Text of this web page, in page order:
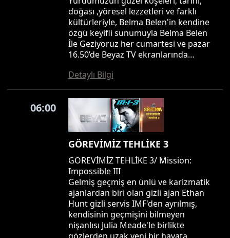
doğası ,yöresel lezzetleri ve farklı
kültürleriyle, Belma Belen'in kendine
özgü keyifli sunumuyla Belma Belen
İle Geziyoruz her cumartesi ve pazar
16.50’de Beyaz TV ekranlarında…
Detaylı Bilgi
06:00
GÖREVİMİZ TEHLİKE 3
GÖREVİMİZ TEHLİKE 3/ Mission:
Impossible III
Gelmiş geçmiş en ünlü ve karizmatik
ajanlardan biri olan gizli ajan Ethan
Hunt gizli servis IMF'den ayrılmış,
kendisinin geçmişini bilmeyen
nişanlısı Julia Meade'le birlikte